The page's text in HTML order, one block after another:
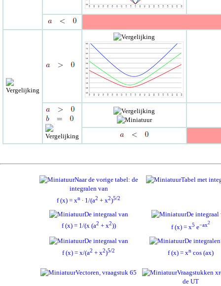
Naar de vorige tabel: de
integralen van
f (x) = xn ∙ 1/(a2 + x2)5/2
Tabel met
De integraal van
f (x) = 1/(x (a2 + x2))
De integraal
f (x) = x5 e−ax2
De integraal van
f (x) = x/(a2 + x2)5/2
De
f (x) = xn cos (ax)
Vectoren, vraagstuk 65
Vraagstukken
de UT